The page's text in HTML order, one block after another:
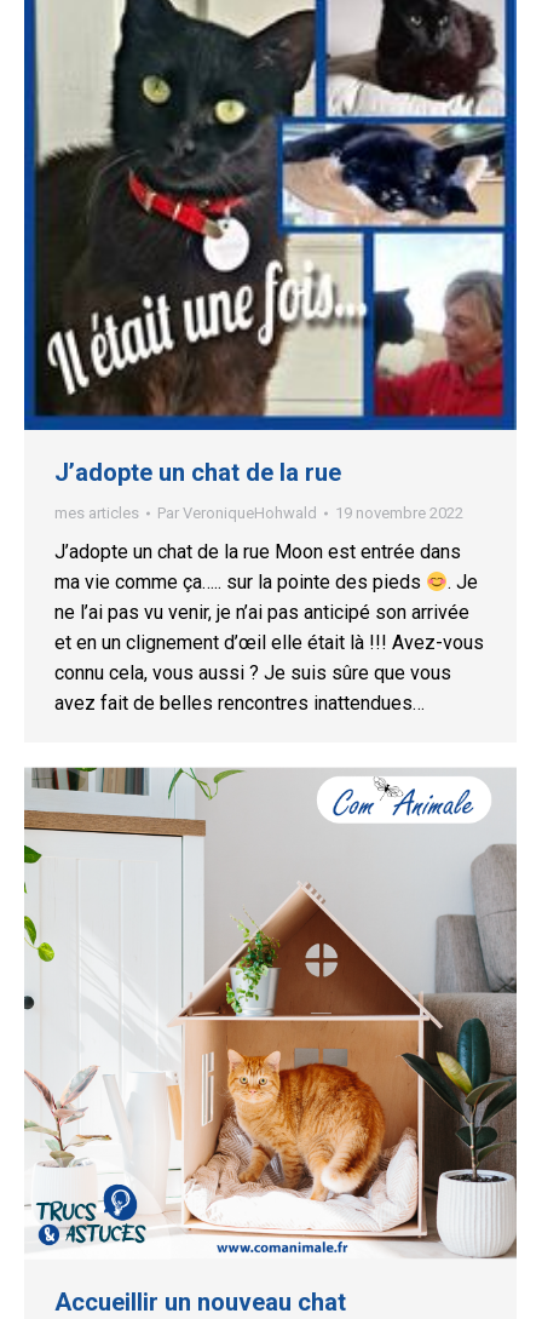
J’adopte un chat de la rue
mes articles Par VeroniqueHohwald 19 novembre 2022
J’adopte un chat de la rue Moon est entrée dans
ma vie comme ça….. sur la pointe des pieds
. Je
ne l’ai pas vu venir, je n’ai pas anticipé son arrivée
et en un clignement d’œil elle était là !!! Avez-vous
connu cela, vous aussi ? Je suis sûre que vous
avez fait de belles rencontres inattendues…
Accueillir un nouveau chat